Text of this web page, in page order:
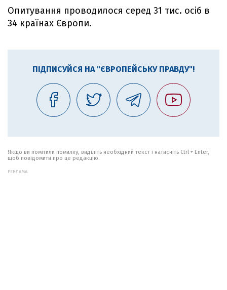
Опитування проводилося серед 31 тис. осіб в
34 країнах Європи.
ПІДПИСУЙСЯ НА "ЄВРОПЕЙСЬКУ ПРАВДУ"!
Якщо ви помітили помилку, виділіть необхідний текст і натисніть Ctrl + Enter,
щоб повідомити про це редакцію.
РЕКЛАМА: